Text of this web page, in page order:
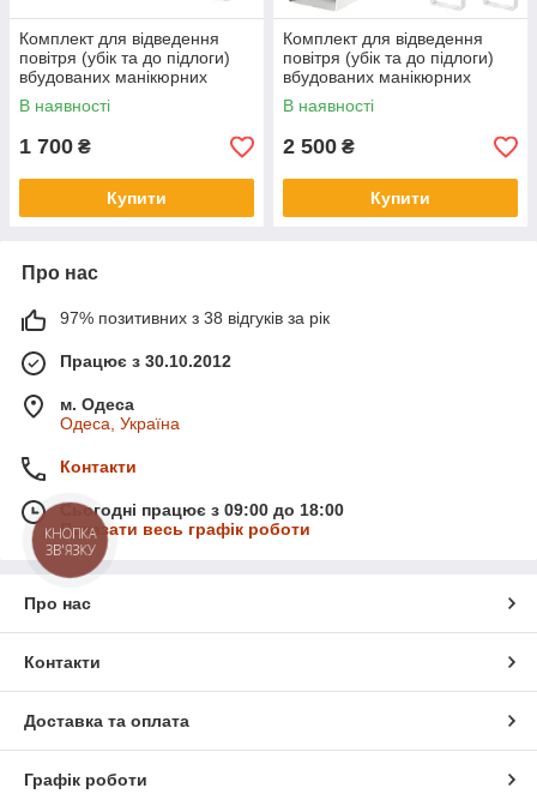
Комплект для відведення
повітря (убік та до підлоги)
вбудованих манікюрних
витяжок Teri Turbo / 800 (1
метр)
В наявності
1 700 ₴
Купити
Комплект для відведення
повітря (убік та до підлоги)
вбудованих манікюрних
витяжок Teri Turbo / 800
(0,5+0,5 метра)
В наявності
2 500 ₴
Купити
Про нас
97% позитивних з 38 відгуків за рік
Працює з 30.10.2012
м. Одеса
Одеса, Україна
Контакти
Сьогодні працює з 09:00 до 18:00
Показати весь графік роботи
Про нас
Контакти
Доставка та оплата
Графік роботи
КНОПКА
ЗВ'ЯЗКУ